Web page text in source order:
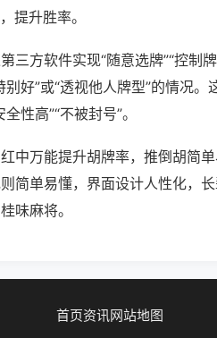
提升胜率。
三方软件实现“随意选牌”“控制
好”或“透视他人牌型”的情况
性高”“不被封号”。
中万能提升胡牌率，推倒胡简
简单易懂，界面设计人性化，
味麻将。
首页资讯网站地图